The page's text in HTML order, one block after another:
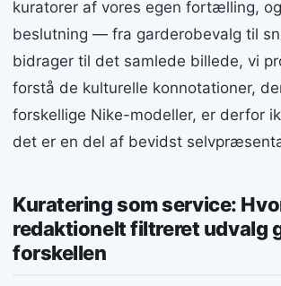
kuratorer af vores egen fortælling,
beslutning — fra garderobevalg til
bidrager til det samlede billede, vi
forstå de kulturelle konnotationer,
forskellige Nike-modeller, er derfor
det er en del af bevidst
Kuratering som service:
redaktionelt filtreret udvalg
forskellen